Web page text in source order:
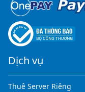
Dịch vụ
Thuê Server Riêng